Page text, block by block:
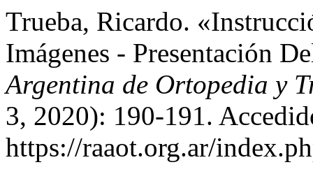
Trueba, Ricardo.
Imágenes - Presentación
Argentina de Ortopedia y
3, 2020): 190-191.
https://raaot.org.ar/